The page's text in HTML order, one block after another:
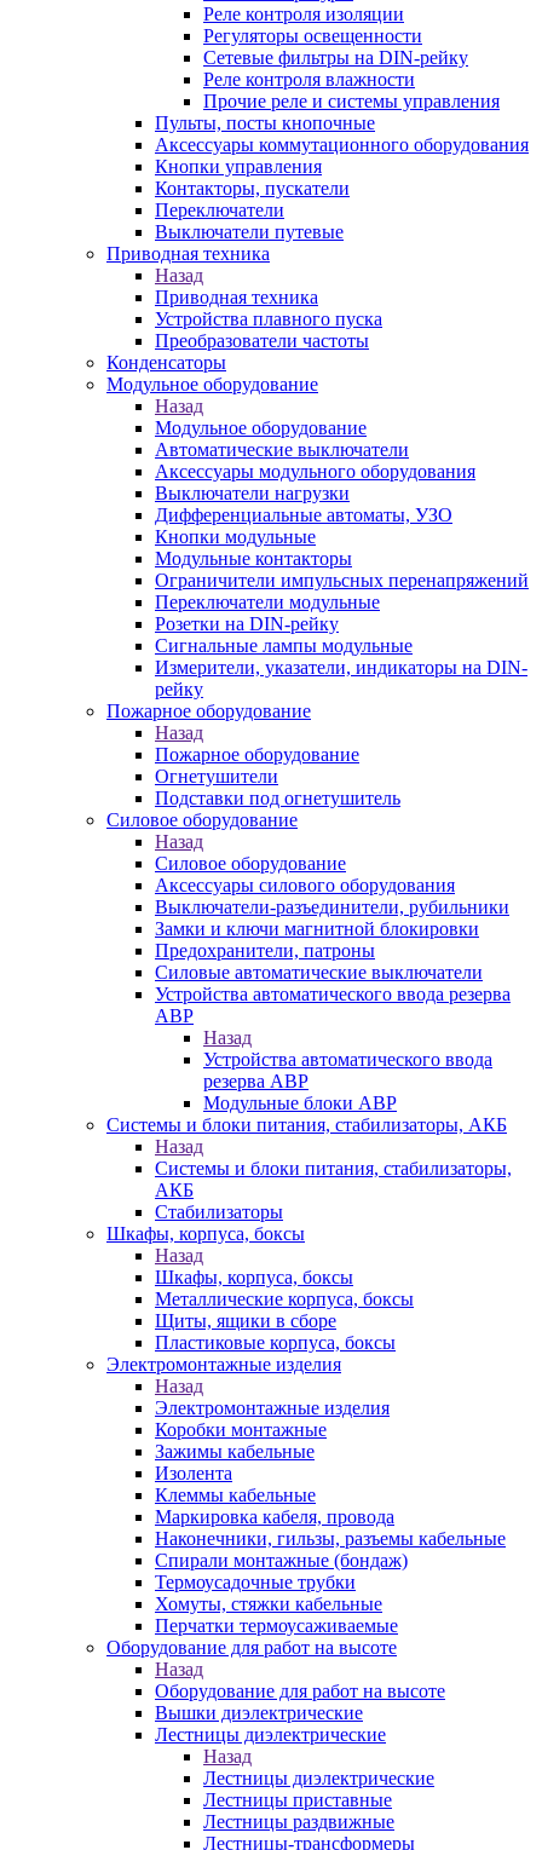
Реле контроля изоляции
Регуляторы освещенности
Сетевые фильтры на DIN-рейку
Реле контроля влажности
Прочие реле и системы управления
Пульты, посты кнопочные
Аксессуары коммутационного оборудования
Кнопки управления
Контакторы, пускатели
Переключатели
Выключатели путевые
Приводная техника
Назад
Приводная техника
Устройства плавного пуска
Преобразователи частоты
Конденсаторы
Модульное оборудование
Назад
Модульное оборудование
Автоматические выключатели
Аксессуары модульного оборудования
Выключатели нагрузки
Дифференциальные автоматы, УЗО
Кнопки модульные
Модульные контакторы
Ограничители импульсных перенапряжений
Переключатели модульные
Розетки на DIN-рейку
Сигнальные лампы модульные
Измерители, указатели, индикаторы на DIN-
рейку
Пожарное оборудование
Назад
Пожарное оборудование
Огнетушители
Подставки под огнетушитель
Силовое оборудование
Назад
Силовое оборудование
Аксессуары силового оборудования
Выключатели-разъединители, рубильники
Замки и ключи магнитной блокировки
Предохранители, патроны
Силовые автоматические выключатели
Устройства автоматического ввода резерва
АВР
Назад
Устройства автоматического ввода
резерва АВР
Модульные блоки АВР
Системы и блоки питания, стабилизаторы, АКБ
Назад
Системы и блоки питания, стабилизаторы,
АКБ
Стабилизаторы
Шкафы, корпуса, боксы
Назад
Шкафы, корпуса, боксы
Металлические корпуса, боксы
Щиты, ящики в сборе
Пластиковые корпуса, боксы
Электромонтажные изделия
Назад
Электромонтажные изделия
Коробки монтажные
Зажимы кабельные
Изолента
Клеммы кабельные
Маркировка кабеля, провода
Наконечники, гильзы, разъемы кабельные
Спирали монтажные (бондаж)
Термоусадочные трубки
Хомуты, стяжки кабельные
Перчатки термоусаживаемые
Оборудование для работ на высоте
Назад
Оборудование для работ на высоте
Вышки диэлектрические
Лестницы диэлектрические
Назад
Лестницы диэлектрические
Лестницы приставные
Лестницы раздвижные
Лестницы-трансформеры